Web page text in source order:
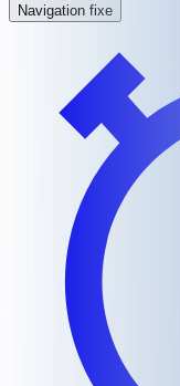
Navigation fixe